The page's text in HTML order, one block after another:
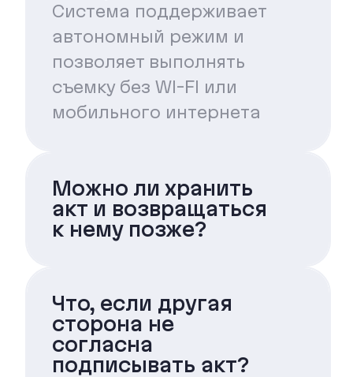
Система поддерживает
автономный режим и
позволяет выполнять
съемку без WI-FI или
мобильного интернета
Можно ли хранить
акт и возвращаться
к нему позже?
Что, если другая
сторона не
согласна
подписывать акт?